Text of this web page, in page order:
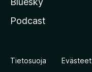
Podcast
Tietosuoja Evästeet